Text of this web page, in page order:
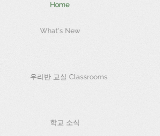
Home
What's New
우리반 교실 Classrooms
학교 소식